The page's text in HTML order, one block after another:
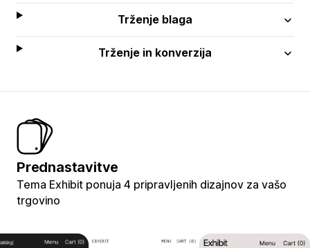
Trženje blaga
Trženje in konverzija
Prednastavitve
Tema Exhibit ponuja 4 pripravljenih dizajnov za vašo
trgovino